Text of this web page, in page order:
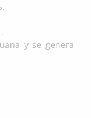
y se genera